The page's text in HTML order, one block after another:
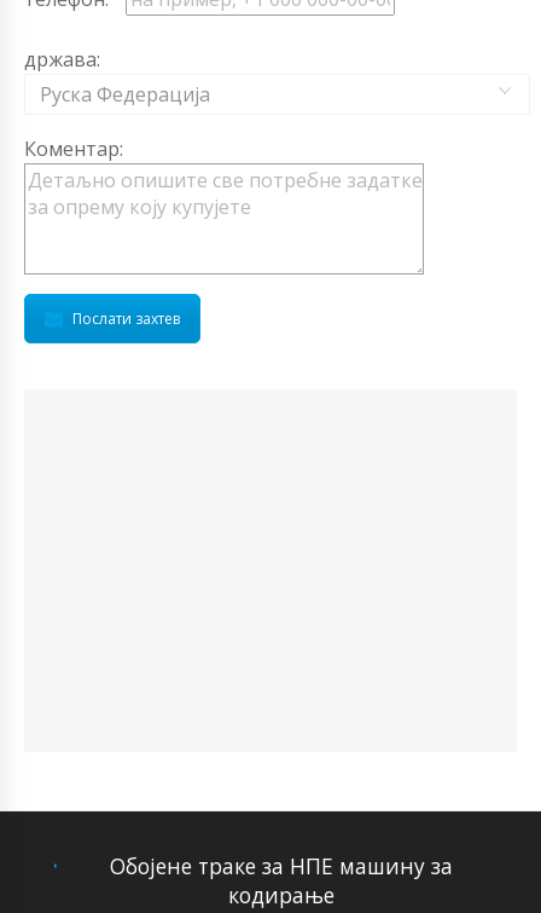
држава:
Руска Федерација
Коментар:
Послати захтев
Обојене траке за НПЕ машину за
кодирање